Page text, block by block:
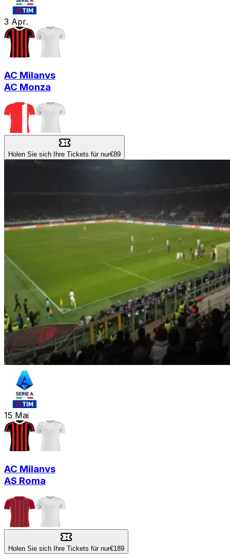
3 Apr.
AC Milanvs
AC Monza
Holen Sie sich Ihre Tickets für nur€89
15 Mai
AC Milanvs
AS Roma
Holen Sie sich Ihre Tickets für nur€189